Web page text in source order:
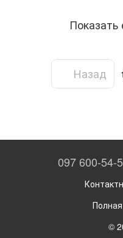
Назад 1
097 600-54-
©